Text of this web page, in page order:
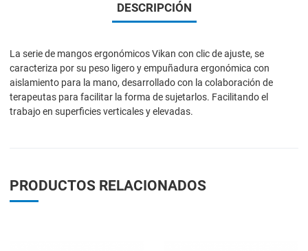
DESCRIPCIÓN
La serie de mangos ergonómicos Vikan con clic de ajuste, se
caracteriza por su peso ligero y empuñadura ergonómica con
aislamiento para la mano, desarrollado con la colaboración de
terapeutas para facilitar la forma de sujetarlos. Facilitando el
trabajo en superficies verticales y elevadas.
PRODUCTOS RELACIONADOS